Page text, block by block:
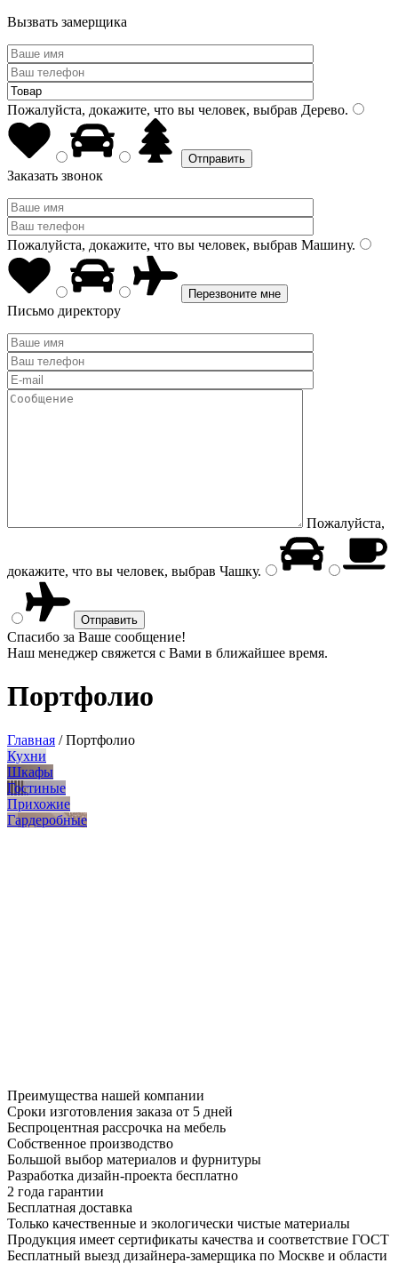
Вызвать замерщика
Пожалуйста, докажите, что вы человек, выбрав Дерево.
Заказать звонок
Пожалуйста, докажите, что вы человек, выбрав Машину.
Письмо директору
Пожалуйста,
докажите, что вы человек, выбрав Чашку.
Спасибо за Ваше сообщение!
Наш менеджер свяжется с Вами в ближайшее время.
Портфолио
Главная /Портфолио
Кухни
Шкафы
Гостиные
Прихожие
Гардеробные
Преимущества нашей компании
Сроки изготовления заказа от 5 дней
Беспроцентная рассрочка на мебель
Собственное производство
Большой выбор материалов и фурнитуры
Разработка дизайн-проекта бесплатно
2 года гарантии
Бесплатная доставка
Только качественные и экологически чистые материалы
Продукция имеет сертификаты качества и соответствие ГОСТ
Бесплатный выезд дизайнера-замерщика по Москве и области